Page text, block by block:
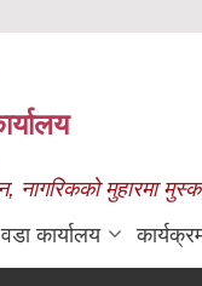
नागरिकको मुहारमा
वडा कार्यालय